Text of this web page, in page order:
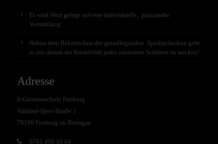
Es wird Wert gelegt auf eine individuelle, praxisnahe
Vermittlung
Neben dem Beherrschen der grundlegenden Spieltechniken geht
es mir darum die Kreativität jedes einzelnen Schülers zu wecken!
Adresse
E-Gitarrenschule Freiburg
Admiral-Spee-Straße 1
79100 Freiburg im Breisgau
0761 400 10 64